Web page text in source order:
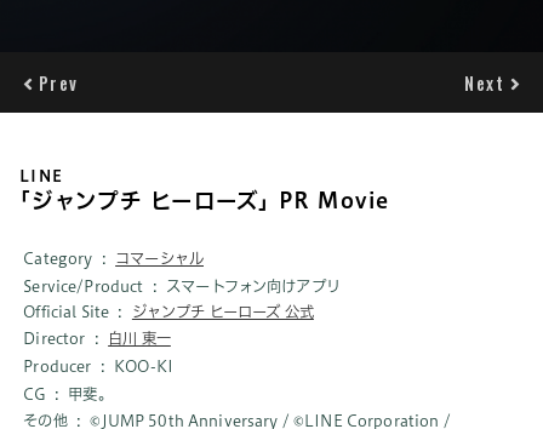
Prev Next
LINE
｢ジャンプチ ヒーローズ｣ PR Movie
Category
コマーシャル
Service/Product
スマートフォン向けアプリ
Official Site
ジャンプチ ヒーローズ 公式
Director
白川 東一
Producer
KOO-KI
CG
甲斐。
その他
©JUMP 50th Anniversary / ©LINE Corporation /